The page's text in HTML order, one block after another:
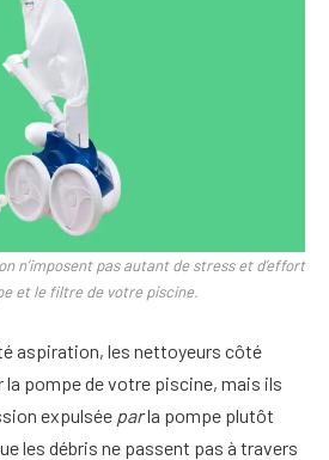
n’imposent pas autant de stress et d’effort
et le filtre de votre piscine.
aspiration, les nettoyeurs côté
la pompe de votre piscine, mais ils
expulsée parla pompe plutôt
les débris ne passent pas à travers